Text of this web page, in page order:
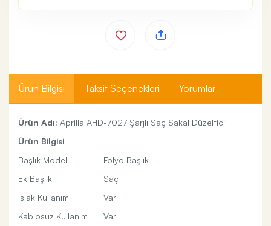
Ürün Bilgisi Taksit Seçenekleri Yorumlar
Ürün Adı: Aprilla AHD-7027 Şarjlı Saç Sakal Düzeltici
Ürün Bilgisi
Başlık Modeli
Folyo Başlık
Ek Başlık
Saç
Islak Kullanım
Var
Kablosuz Kullanım
Var